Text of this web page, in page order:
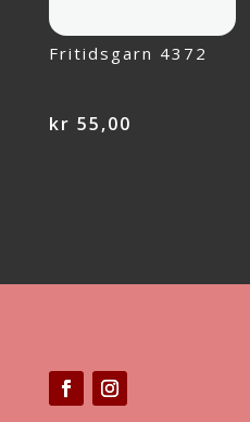
Fritidsgarn 4372
kr 55,00